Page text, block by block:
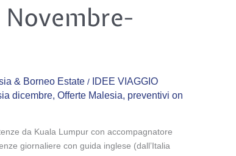
Novembre-
& Borneo Estate /
IDEE VIAGGIO
dicembre, Offerte Malesia, preventivi on
da Kuala Lumpur con accompagnatore
giornaliere con guida inglese (dall’Italia